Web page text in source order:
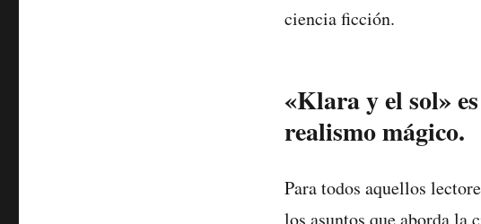
ciencia ficción.
«Klara y el sol»
realismo mágico.
Para todos aquellos
los asuntos que aborda la